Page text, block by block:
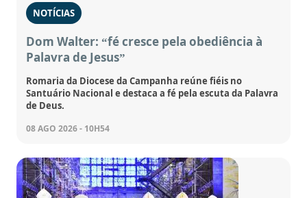
NOTÍCIAS
Dom Walter: “fé cresce pela obediência à
Palavra de Jesus”
Romaria da Diocese da Campanha reúne fiéis no
Santuário Nacional e destaca a fé pela escuta da Palavra
de Deus.
08 AGO 2026 - 10H54